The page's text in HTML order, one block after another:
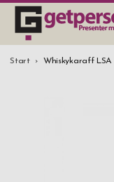
PRESENTER &
SMYCKEN &
Start Whiskykaraff LSA